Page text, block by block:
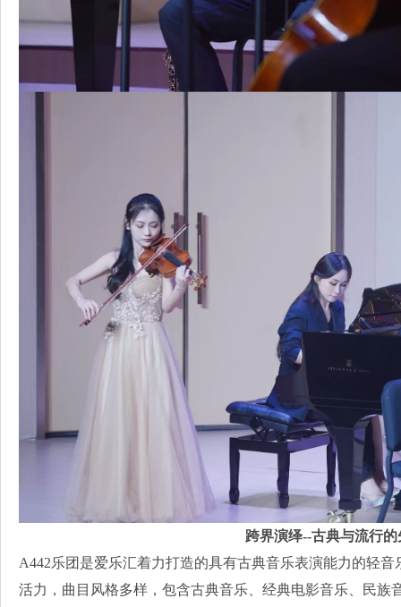
跨界演绎--古典与流行的
A442乐团是爱乐汇着力打造的具有古典音乐表演能力的轻
活力，曲目风格多样，包含古典音乐、经典电影音乐、民族